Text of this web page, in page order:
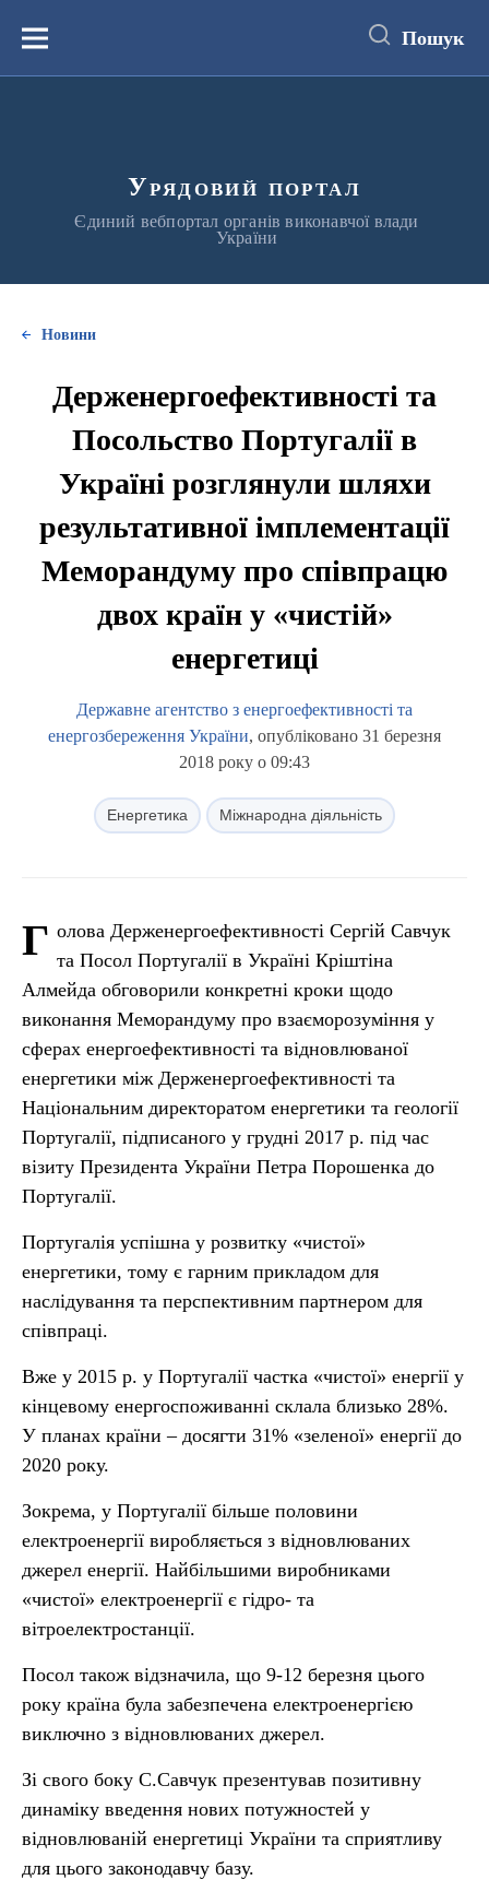
вмістуМеню Пошук
Урядовий портал
Єдиний вебпортал органів виконавчої влади
України
Новини
Держенергоефективності та
Посольство Португалії в
Україні розглянули шляхи
результативної імплементації
Меморандуму про співпрацю
двох країн у «чистій»
енергетиці
Державне агентство з енергоефективності та
енергозбереження України, опубліковано 31 березня
2018 року о 09:43
Енергетика Міжнародна діяльність
Г олова Держенергоефективності Сергій Савчук
та Посол Португалії в Україні Кріштіна
Алмейда обговорили конкретні кроки щодо
виконання Меморандуму про взаєморозуміння у
сферах енергоефективності та відновлюваної
енергетики між Держенергоефективності та
Національним директоратом енергетики та геології
Португалії, підписаного у грудні 2017 р. під час
візиту Президента України Петра Порошенка до
Португалії.
Португалія успішна у розвитку «чистої»
енергетики, тому є гарним прикладом для
наслідування та перспективним партнером для
співпраці.
Вже у 2015 р. у Португалії частка «чистої» енергії у
кінцевому енергоспоживанні склала близько 28%.
У планах країни – досягти 31% «зеленої» енергії до
2020 року.
Зокрема, у Португалії більше половини
електроенергії виробляється з відновлюваних
джерел енергії. Найбільшими виробниками
«чистої» електроенергії є гідро- та
вітроелектростанції.
Посол також відзначила, що 9-12 березня цього
року країна була забезпечена електроенергією
виключно з відновлюваних джерел.
Зі свого боку С.Савчук презентував позитивну
динаміку введення нових потужностей у
відновлюваній енергетиці України та сприятливу
для цього законодавчу базу.